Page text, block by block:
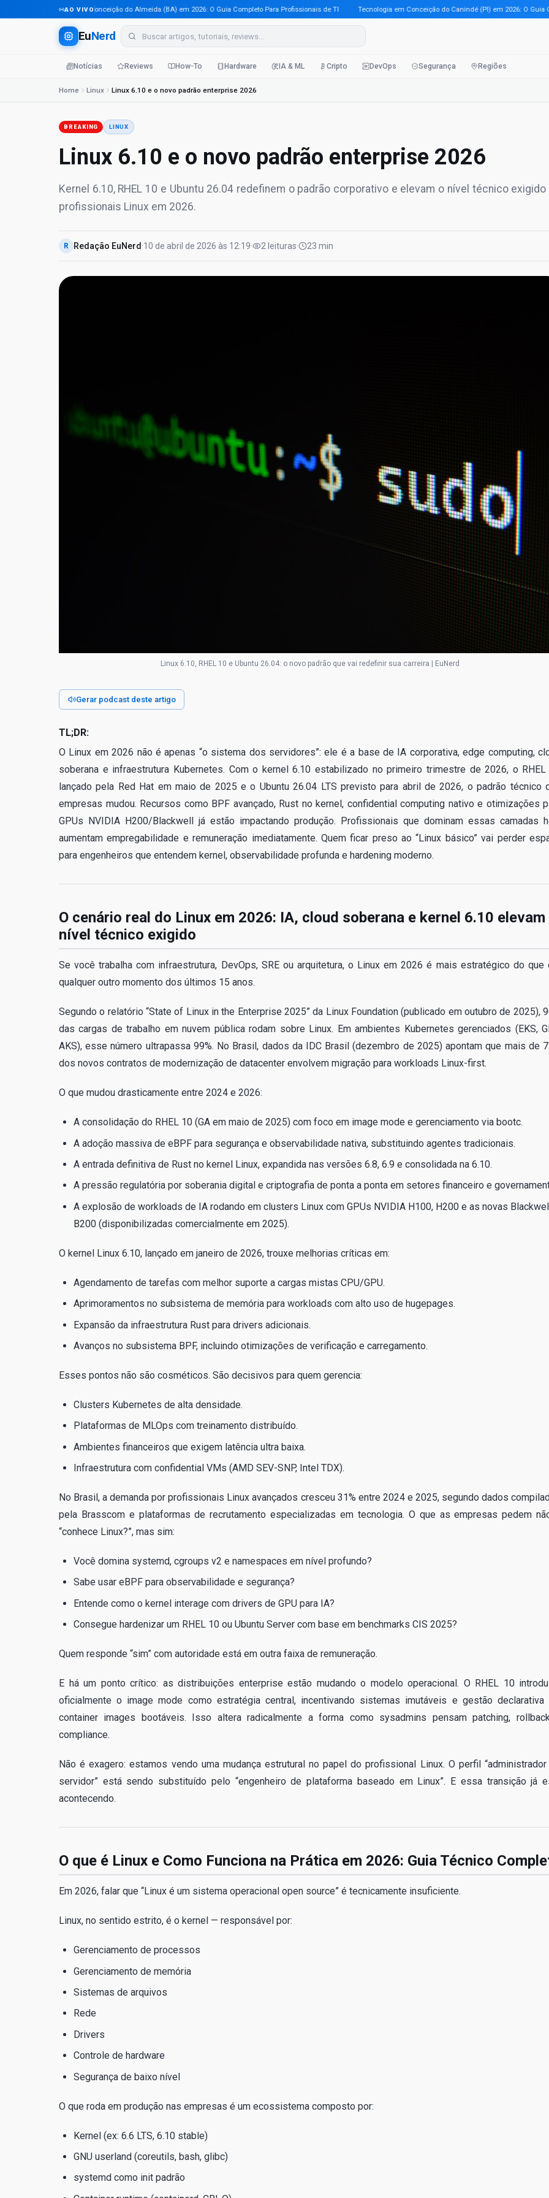
AO VIVO
Tecnologia em Conceição do Almeida (BA) em 2026: O Guia Completo Para Profissionais de TI · Tecnologia em Conceição do Canindé (PI) em 2026: O Guia
EuNerd
Notícias Reviews How-To Hardware IA & ML Cripto DevOps Segurança Regiões
Home Linux Linux 6.10 e o novo padrão enterprise 2026
BREAKING LINUX
Linux 6.10 e o novo padrão enterprise 2026
Kernel 6.10, RHEL 10 e Ubuntu 26.04 redefinem o padrão corporativo e elevam o nível técnico exigido
profissionais Linux em 2026.
R Redação EuNerd ·10 de abril de 2026 às 12:19· 2 leituras· 23 min
Linux 6.10, RHEL 10 e Ubuntu 26.04: o novo padrão que vai redefinir sua carreira | EuNerd
Gerar podcast deste artigo
TL;DR:
O Linux em 2026 não é apenas “o sistema dos servidores”: ele é a base de IA corporativa, edge computing,
soberana e infraestrutura Kubernetes. Com o kernel 6.10 estabilizado no primeiro trimestre de 2026, o
lançado pela Red Hat em maio de 2025 e o Ubuntu 26.04 LTS previsto para abril de 2026, o padrão técnico
empresas mudou. Recursos como BPF avançado, Rust no kernel, confidential computing nativo e otimizações
GPUs NVIDIA H200/Blackwell já estão impactando produção. Profissionais que dominam essas camadas
aumentam empregabilidade e remuneração imediatamente. Quem ficar preso ao “Linux básico” vai perder
para engenheiros que entendem kernel, observabilidade profunda e hardening moderno.
O cenário real do Linux em 2026: IA, cloud soberana e kernel 6.10 elevam
nível técnico exigido
Se você trabalha com infraestrutura, DevOps, SRE ou arquitetura, o Linux em 2026 é mais estratégico do que
qualquer outro momento dos últimos 15 anos.
Segundo o relatório “State of Linux in the Enterprise 2025” da Linux Foundation (publicado em outubro de 2025),
das cargas de trabalho em nuvem pública rodam sobre Linux. Em ambientes Kubernetes gerenciados (EKS,
AKS), esse número ultrapassa 99%. No Brasil, dados da IDC Brasil (dezembro de 2025) apontam que mais de
dos novos contratos de modernização de datacenter envolvem migração para workloads Linux-first.
O que mudou drasticamente entre 2024 e 2026:
A consolidação do RHEL 10 (GA em maio de 2025) com foco em image mode e gerenciamento via bootc.
A adoção massiva de eBPF para segurança e observabilidade nativa, substituindo agentes tradicionais.
A entrada definitiva de Rust no kernel Linux, expandida nas versões 6.8, 6.9 e consolidada na 6.10.
A pressão regulatória por soberania digital e criptografia de ponta a ponta em setores financeiro e
A explosão de workloads de IA rodando em clusters Linux com GPUs NVIDIA H100, H200 e as novas
B200 (disponibilizadas comercialmente em 2025).
O kernel Linux 6.10, lançado em janeiro de 2026, trouxe melhorias críticas em:
Agendamento de tarefas com melhor suporte a cargas mistas CPU/GPU.
Aprimoramentos no subsistema de memória para workloads com alto uso de hugepages.
Expansão da infraestrutura Rust para drivers adicionais.
Avanços no subsistema BPF, incluindo otimizações de verificação e carregamento.
Esses pontos não são cosméticos. São decisivos para quem gerencia:
Clusters Kubernetes de alta densidade.
Plataformas de MLOps com treinamento distribuído.
Ambientes financeiros que exigem latência ultra baixa.
Infraestrutura com confidential VMs (AMD SEV-SNP, Intel TDX).
No Brasil, a demanda por profissionais Linux avançados cresceu 31% entre 2024 e 2025, segundo dados
pela Brasscom e plataformas de recrutamento especializadas em tecnologia. O que as empresas pedem
“conhece Linux?”, mas sim:
Você domina systemd, cgroups v2 e namespaces em nível profundo?
Sabe usar eBPF para observabilidade e segurança?
Entende como o kernel interage com drivers de GPU para IA?
Consegue hardenizar um RHEL 10 ou Ubuntu Server com base em benchmarks CIS 2025?
Quem responde “sim” com autoridade está em outra faixa de remuneração.
E há um ponto crítico: as distribuições enterprise estão mudando o modelo operacional. O RHEL 10
oficialmente o image mode como estratégia central, incentivando sistemas imutáveis e gestão declarativa
container images bootáveis. Isso altera radicalmente a forma como sysadmins pensam patching,
compliance.
Não é exagero: estamos vendo uma mudança estrutural no papel do profissional Linux. O perfil
servidor” está sendo substituído pelo “engenheiro de plataforma baseado em Linux”. E essa transição já
acontecendo.
O que é Linux e Como Funciona na Prática em 2026: Guia Técnico
Em 2026, falar que “Linux é um sistema operacional open source” é tecnicamente insuficiente.
Linux, no sentido estrito, é o kernel — responsável por:
Gerenciamento de processos
Gerenciamento de memória
Sistemas de arquivos
Rede
Drivers
Controle de hardware
Segurança de baixo nível
O que roda em produção nas empresas é um ecossistema composto por:
Kernel (ex: 6.6 LTS, 6.10 stable)
GNU userland (coreutils, bash, glibc)
systemd como init padrão